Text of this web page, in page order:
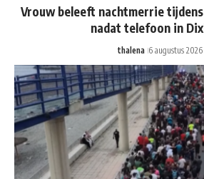
Vrouw beleeft nachtmerrie
nadat telefoon in
thalena 6 augustus 2026